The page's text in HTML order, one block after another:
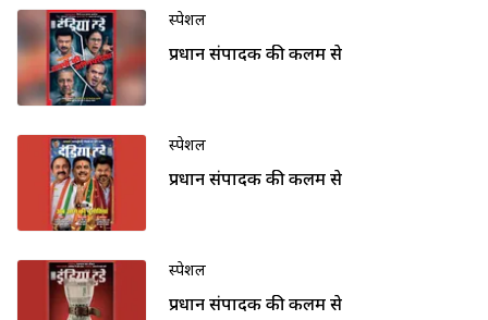
स्पेशल
प्रधान संपादक की कलम से
स्पेशल
प्रधान संपादक की कलम से
स्पेशल
प्रधान संपादक की कलम से